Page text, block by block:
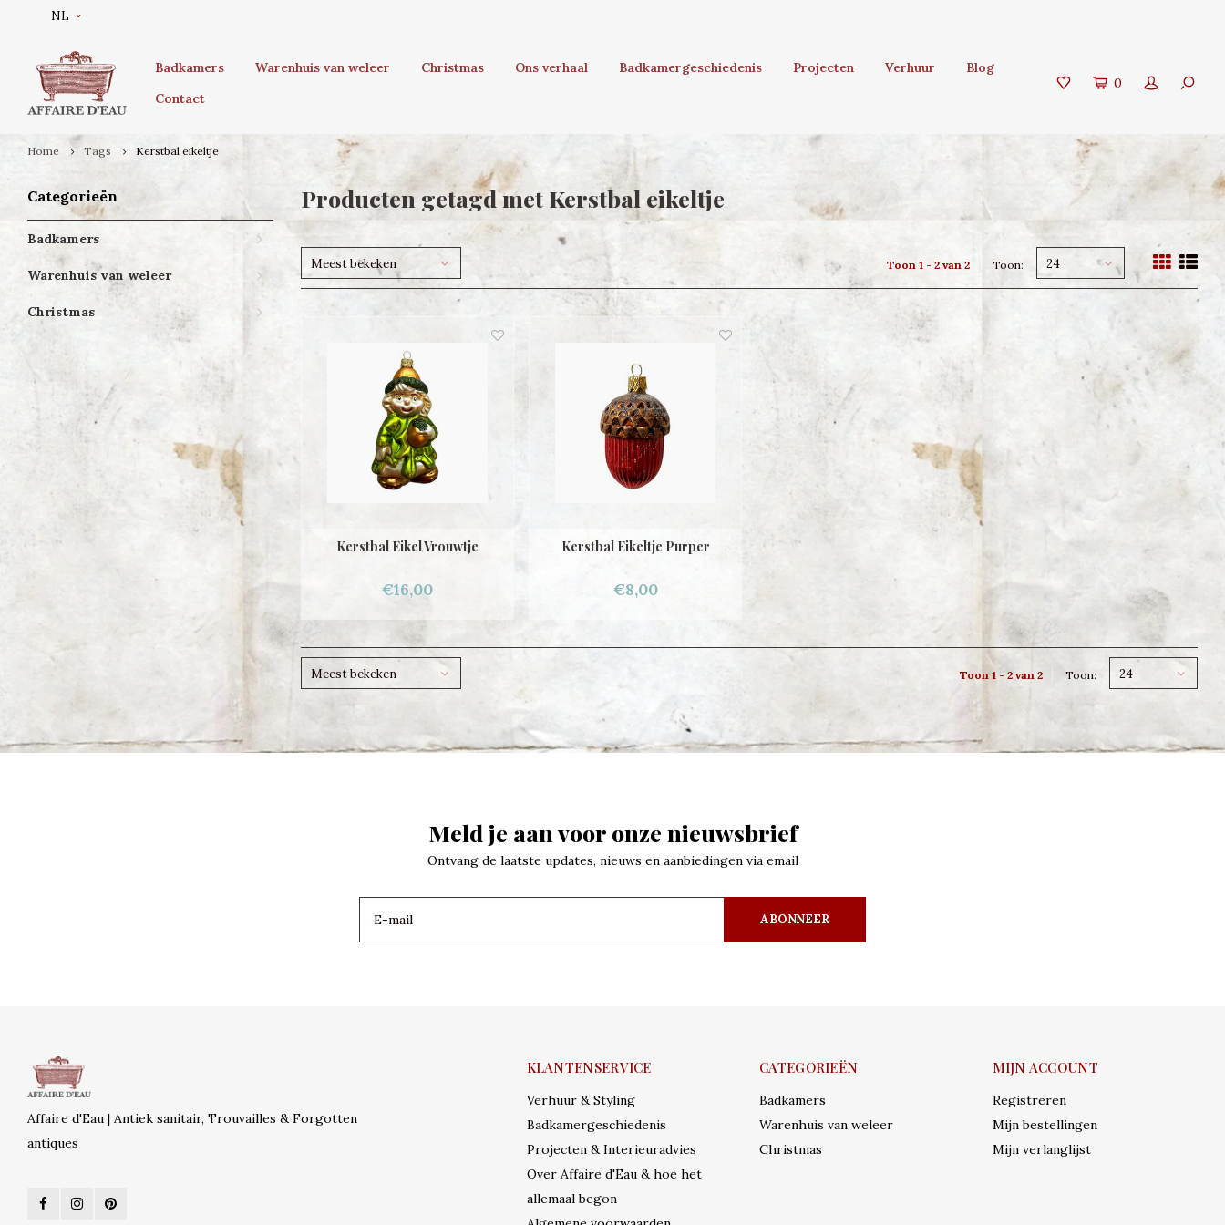
NL
Badkamers Warenhuis van weleer Christmas Ons verhaal Badkamergeschiedenis Projecten Verhuur
Blog
Contact
0
Home Tags Kerstbal eikeltje
Categorieën
Badkamers
Warenhuis van weleer
Christmas
Producten getagd met Kerstbal eikeltje
Meest bekeken Toon 1 - 2 van 2 Toon: 24
Kerstbal Eikel Vrouwtje
€16,00
Kerstbal Eikeltje Purper
€8,00
Meest bekeken Toon 1 - 2 van 2 Toon: 24
Meld je aan voor onze nieuwsbrief
Ontvang de laatste updates, nieuws en aanbiedingen via email
ABONNEER
Affaire d'Eau | Antiek sanitair, Trouvailles & Forgotten
antiques
KLANTENSERVICE
Verhuur & Styling
Badkamergeschiedenis
Projecten & Interieuradvies
Over Affaire d'Eau & hoe het
allemaal begon
CATEGORIEËN
Badkamers
Warenhuis van weleer
Christmas
MIJN ACCOUNT
Registreren
Mijn bestellingen
Mijn verlanglijst